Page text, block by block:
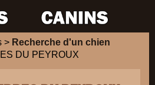
> Recherche d'un chien
DU PEYROUX